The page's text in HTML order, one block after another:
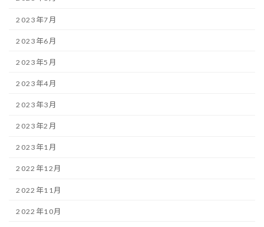
2023年7月
2023年6月
2023年5月
2023年4月
2023年3月
2023年2月
2023年1月
2022年12月
2022年11月
2022年10月